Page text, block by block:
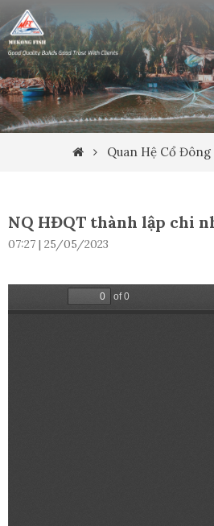
Quan Hệ Cổ Đông
NQ HĐQT thành lập chi
07:27 | 25/05/2023